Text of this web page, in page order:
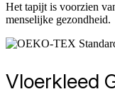
Het tapijt is voorzien
menselijke gezondheid.
Vloerkleed